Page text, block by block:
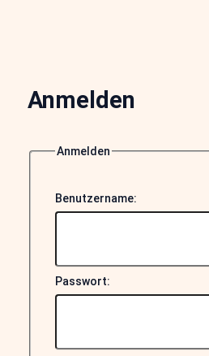
Anmelden
Anmelden
Benutzername:
Passwort: